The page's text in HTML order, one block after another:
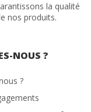
la qualité
nos produits.
NOUS ?
?